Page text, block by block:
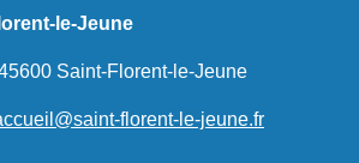
le-Jeune
Saint-Florent-le-Jeune
florent-le-jeune.fr